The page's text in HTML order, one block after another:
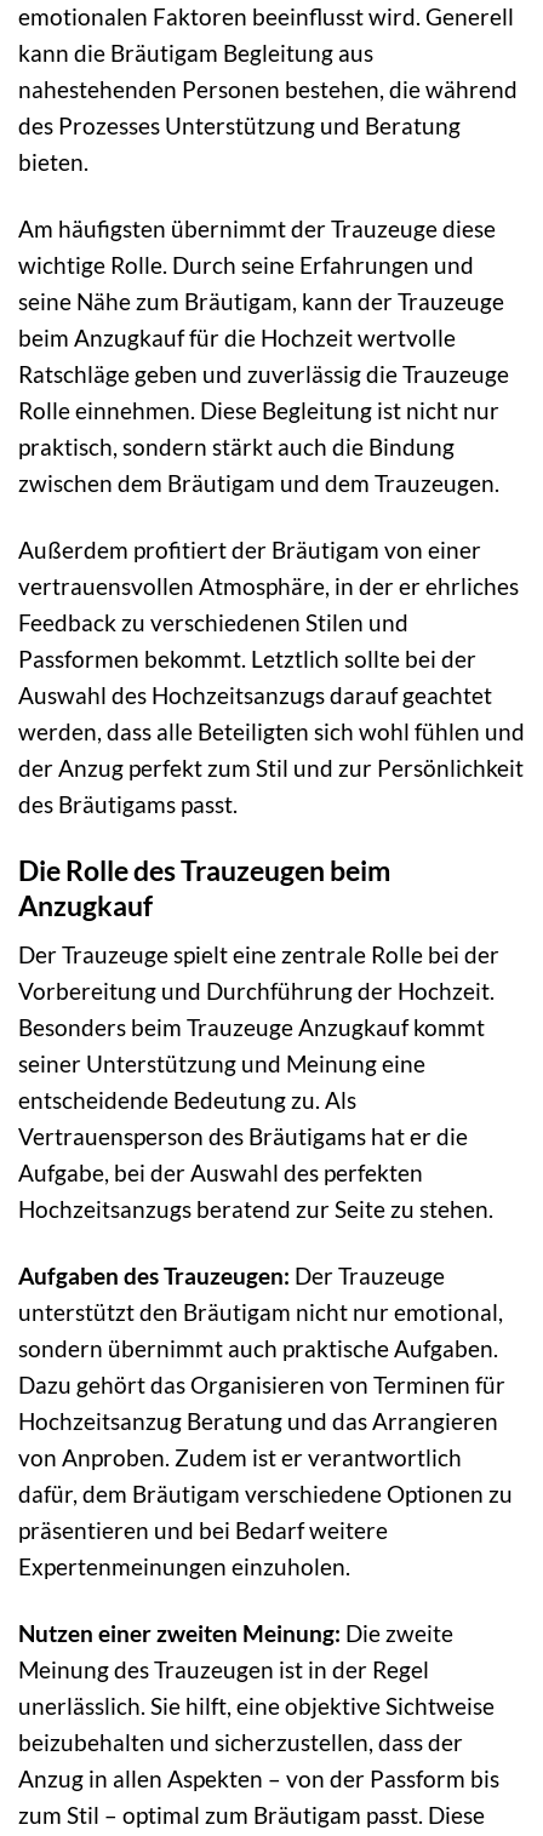
emotionalen Faktoren beeinflusst wird. Generell
kann die Bräutigam Begleitung aus
nahestehenden Personen bestehen, die während
des Prozesses Unterstützung und Beratung
bieten.
Am häufigsten übernimmt der Trauzeuge diese
wichtige Rolle. Durch seine Erfahrungen und
seine Nähe zum Bräutigam, kann der Trauzeuge
beim Anzugkauf für die Hochzeit wertvolle
Ratschläge geben und zuverlässig die Trauzeuge
Rolle einnehmen. Diese Begleitung ist nicht nur
praktisch, sondern stärkt auch die Bindung
zwischen dem Bräutigam und dem Trauzeugen.
Außerdem profitiert der Bräutigam von einer
vertrauensvollen Atmosphäre, in der er ehrliches
Feedback zu verschiedenen Stilen und
Passformen bekommt. Letztlich sollte bei der
Auswahl des Hochzeitsanzugs darauf geachtet
werden, dass alle Beteiligten sich wohl fühlen und
der Anzug perfekt zum Stil und zur Persönlichkeit
des Bräutigams passt.
Die Rolle des Trauzeugen beim
Anzugkauf
Der Trauzeuge spielt eine zentrale Rolle bei der
Vorbereitung und Durchführung der Hochzeit.
Besonders beim Trauzeuge Anzugkauf kommt
seiner Unterstützung und Meinung eine
entscheidende Bedeutung zu. Als
Vertrauensperson des Bräutigams hat er die
Aufgabe, bei der Auswahl des perfekten
Hochzeitsanzugs beratend zur Seite zu stehen.
Aufgaben des Trauzeugen: Der Trauzeuge
unterstützt den Bräutigam nicht nur emotional,
sondern übernimmt auch praktische Aufgaben.
Dazu gehört das Organisieren von Terminen für
Hochzeitsanzug Beratung und das Arrangieren
von Anproben. Zudem ist er verantwortlich
dafür, dem Bräutigam verschiedene Optionen zu
präsentieren und bei Bedarf weitere
Expertenmeinungen einzuholen.
Nutzen einer zweiten Meinung: Die zweite
Meinung des Trauzeugen ist in der Regel
unerlässlich. Sie hilft, eine objektive Sichtweise
beizubehalten und sicherzustellen, dass der
Anzug in allen Aspekten – von der Passform bis
zum Stil – optimal zum Bräutigam passt. Diese